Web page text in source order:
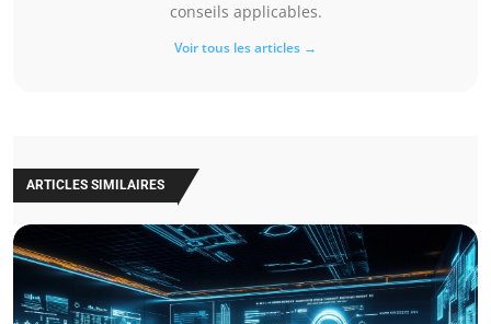
conseils applicables.
Voir tous les articles →
ARTICLES SIMILAIRES